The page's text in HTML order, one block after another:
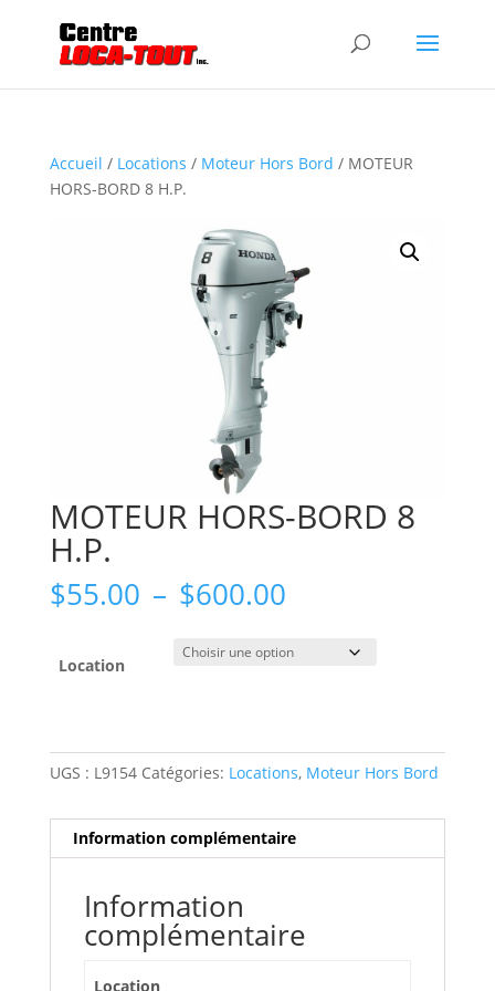
Accueil / Locations / Moteur Hors Bord / MOTEUR
HORS-BORD 8 H.P.
MOTEUR HORS-BORD 8
H.P.
$55.00 – $600.00Plage
prix :
$55.00
Location
UGS : L9154 Catégories: Locations, Moteur Hors Bord
Information complémentaire
Information
complémentaire
Location